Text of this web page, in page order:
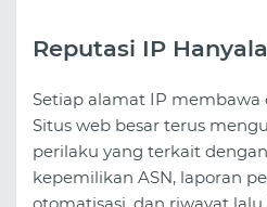
Reputasi IP
Setiap alamat IP membawa
Situs web besar terus
perilaku yang terkait
kepemilikan ASN, laporan
otomatisasi, dan riwayat